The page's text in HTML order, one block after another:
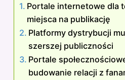
Portale internetowe dla
miejsca na publikację
Platformy dystrybucji
szerszej publiczności
Portale
budowanie relacji z